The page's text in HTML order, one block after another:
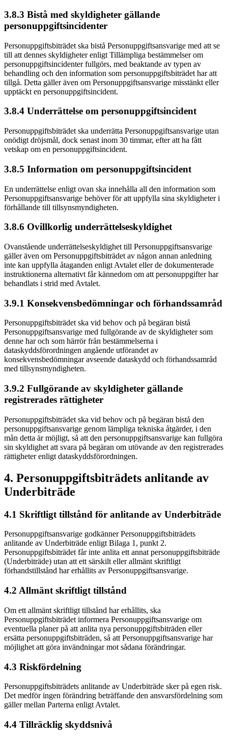
3.8.3 Bistå med skyldigheter gällande
personuppgiftsincidenter
Personuppgiftsbiträdet ska bistå Personuppgiftsansvarige med att se
till att dennes skyldigheter enligt Tillämpliga bestämmelser om
personuppgiftsincidenter fullgörs, med beaktande av typen av
behandling och den information som personuppgiftsbiträdet har att
tillgå. Detta gäller även om Personuppgiftsansvarige misstänkt eller
upptäckt en personuppgiftsincident.
3.8.4 Underrättelse om personuppgiftsincident
Personuppgiftsbiträdet ska underrätta Personuppgiftsansvarige utan
onödigt dröjsmål, dock senast inom 30 timmar, efter att ha fått
vetskap om en personuppgiftsincident.
3.8.5 Information om personuppgiftsincident
En underrättelse enligt ovan ska innehålla all den information som
Personuppgiftsansvarige behöver för att uppfylla sina skyldigheter i
förhållande till tillsynsmyndigheten.
3.8.6 Ovillkorlig underrättelseskyldighet
Ovanstående underrättelseskyldighet till Personuppgiftsansvarige
gäller även om Personuppgiftsbiträdet av någon annan anledning
inte kan uppfylla åtaganden enligt Avtalet eller de dokumenterade
instruktionerna alternativt får kännedom om att personuppgifter har
behandlats i strid med Avtalet.
3.9.1 Konsekvensbedömningar och förhandssamråd
Personuppgiftsbiträdet ska vid behov och på begäran bistå
Personuppgiftsansvarige med fullgörande av de skyldigheter som
denne har och som härrör från bestämmelserna i
dataskyddsförordningen angående utförandet av
konsekvensbedömningar avseende dataskydd och förhandssamråd
med tillsynsmyndigheten.
3.9.2 Fullgörande av skyldigheter gällande
registrerades rättigheter
Personuppgiftsbiträdet ska vid behov och på begäran bistå den
personuppgiftsansvarige genom lämpliga tekniska åtgärder, i den
mån detta är möjligt, så att den personuppgiftsansvarige kan fullgöra
sin skyldighet att svara på begäran om utövande av den registrerades
rättigheter enligt dataskyddsförordningen.
4. Personuppgiftsbiträdets anlitande av
Underbiträde
4.1 Skriftligt tillstånd för anlitande av Underbiträde
Personuppgiftsansvarige godkänner Personuppgiftsbiträdets
anlitande av Underbiträde enligt Bilaga 1, punkt 2.
Personuppgiftsbiträdet får inte anlita ett annat personuppgiftsbiträde
(Underbiträde) utan att ett särskilt eller allmänt skriftligt
förhandstillstånd har erhållits av Personuppgiftsansvarige.
4.2 Allmänt skriftligt tillstånd
Om ett allmänt skriftligt tillstånd har erhållits, ska
Personuppgiftsbiträdet informera Personuppgiftsansvarige om
eventuella planer på att anlita nya personuppgiftsbiträden eller
ersätta personuppgiftsbiträden, så att Personuppgiftsansvarige har
möjlighet att göra invändningar mot sådana förändringar.
4.3 Riskfördelning
Personuppgiftsbiträdets anlitande av Underbiträde sker på egen risk.
Det medför ingen förändring beträffande den ansvarsfördelning som
gäller mellan Parterna enligt Avtalet.
4.4 Tillräcklig skyddsnivå